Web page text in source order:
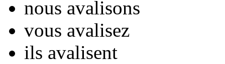
nous avalisons
vous avalisez
ils avalisent